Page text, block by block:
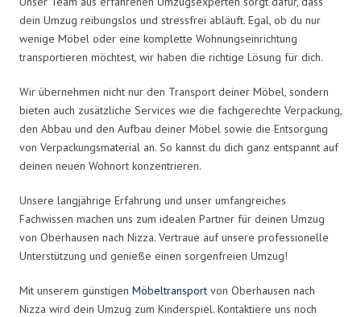
dein Umzug reibungslos und stressfrei abläuft. Egal, ob du nur
wenige Möbel oder eine komplette Wohnungseinrichtung
transportieren möchtest, wir haben die richtige Lösung für dich.
Wir übernehmen nicht nur den Transport deiner Möbel, sondern
bieten auch zusätzliche Services wie die fachgerechte Verpackung,
den Abbau und den Aufbau deiner Möbel sowie die Entsorgung
von Verpackungsmaterial an. So kannst du dich ganz entspannt auf
deinen neuen Wohnort konzentrieren.
Unsere langjährige Erfahrung und unser umfangreiches
Fachwissen machen uns zum idealen Partner für deinen Umzug
von Oberhausen nach Nizza. Vertraue auf unsere professionelle
Unterstützung und genieße einen sorgenfreien Umzug!
Mit unserem günstigen Möbeltransport von Oberhausen nach
Nizza wird dein Umzug zum Kinderspiel. Kontaktiere uns noch